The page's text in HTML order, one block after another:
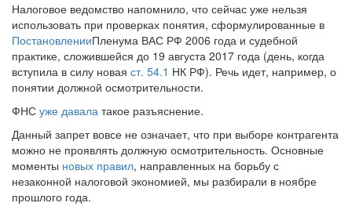
Налоговое ведомство напомнило, что сейчас уже нельзя
использовать при проверках понятия, сформулированные в
ПостановленииПленума ВАС РФ 2006 года и судебной
практике, сложившейся до 19 августа 2017 года (день, когда
вступила в силу новая ст. 54.1 НК РФ). Речь идет, например, о
понятии должной осмотрительности.
ФНС уже давала такое разъяснение.
Данный запрет вовсе не означает, что при выборе контрагента
можно не проявлять должную осмотрительность. Основные
моменты новых правил, направленных на борьбу с
незаконной налоговой экономией, мы разбирали в ноябре
прошлого года.